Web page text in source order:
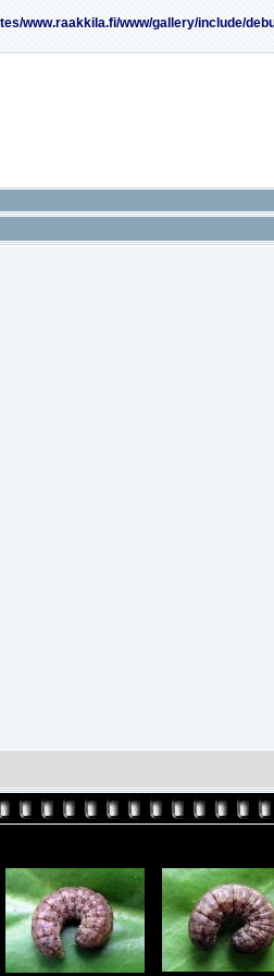
www.raakkila.fi/www/gallery/include/